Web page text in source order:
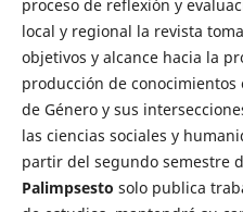
proceso de reflexión y
local y regional la revista
objetivos y alcance hacia la
producción de conocimientos
de Género y sus
las ciencias sociales y
partir del segundo semestre
Palimpsesto solo publica